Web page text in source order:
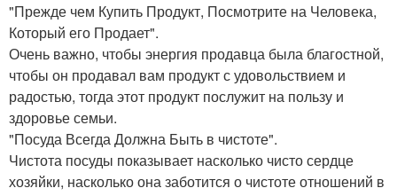
"Прежде чем Купить Продукт, Посмотрите на Человека,
Который его Продает".
Очень важно, чтобы энергия продавца была благостной,
чтобы он продавал вам продукт с удовольствием и
радостью, тогда этот продукт послужит на пользу и
здоровье семьи.
"Посуда Всегда Должна Быть в чистоте".
Чистота посуды показывает насколько чисто сердце
хозяйки, насколько она заботится о чистоте отношений в